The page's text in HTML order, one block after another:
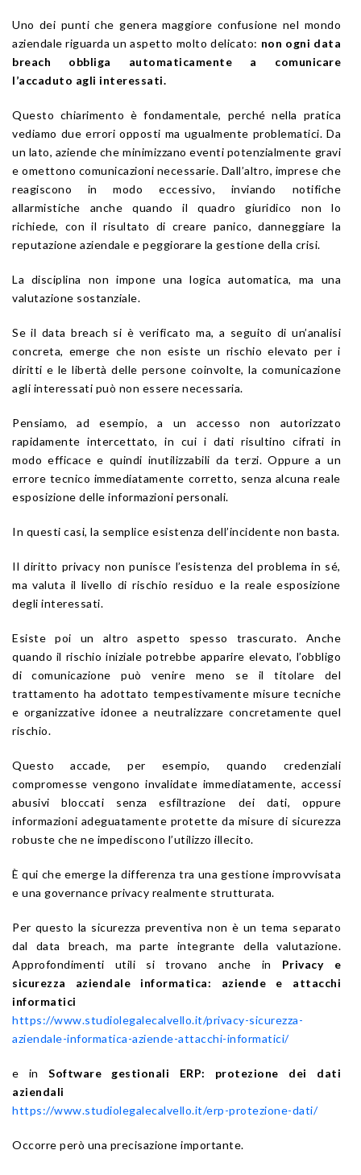
Uno dei punti che genera maggiore confusione nel mondo
aziendale riguarda un aspetto molto delicato: non ogni data
breach obbliga automaticamente a comunicare
l’accaduto agli interessati.
Questo chiarimento è fondamentale, perché nella pratica
vediamo due errori opposti ma ugualmente problematici. Da
un lato, aziende che minimizzano eventi potenzialmente gravi
e omettono comunicazioni necessarie. Dall’altro, imprese che
reagiscono in modo eccessivo, inviando notifiche
allarmistiche anche quando il quadro giuridico non lo
richiede, con il risultato di creare panico, danneggiare la
reputazione aziendale e peggiorare la gestione della crisi.
La disciplina non impone una logica automatica, ma una
valutazione sostanziale.
Se il data breach si è verificato ma, a seguito di un’analisi
concreta, emerge che non esiste un rischio elevato per i
diritti e le libertà delle persone coinvolte, la comunicazione
agli interessati può non essere necessaria.
Pensiamo, ad esempio, a un accesso non autorizzato
rapidamente intercettato, in cui i dati risultino cifrati in
modo efficace e quindi inutilizzabili da terzi. Oppure a un
errore tecnico immediatamente corretto, senza alcuna reale
esposizione delle informazioni personali.
In questi casi, la semplice esistenza dell’incidente non basta.
Il diritto privacy non punisce l’esistenza del problema in sé,
ma valuta il livello di rischio residuo e la reale esposizione
degli interessati.
Esiste poi un altro aspetto spesso trascurato. Anche
quando il rischio iniziale potrebbe apparire elevato, l’obbligo
di comunicazione può venire meno se il titolare del
trattamento ha adottato tempestivamente misure tecniche
e organizzative idonee a neutralizzare concretamente quel
rischio.
Questo accade, per esempio, quando credenziali
compromesse vengono invalidate immediatamente, accessi
abusivi bloccati senza esfiltrazione dei dati, oppure
informazioni adeguatamente protette da misure di sicurezza
robuste che ne impediscono l’utilizzo illecito.
È qui che emerge la differenza tra una gestione improvvisata
e una governance privacy realmente strutturata.
Per questo la sicurezza preventiva non è un tema separato
dal data breach, ma parte integrante della valutazione.
Approfondimenti utili si trovano anche in Privacy e
sicurezza aziendale informatica: aziende e attacchi
informatici
https://www.studiolegalecalvello.it/privacy-sicurezza-
aziendale-informatica-aziende-attacchi-informatici/
e inSoftware gestionali ERP: protezione dei dati
aziendali
https://www.studiolegalecalvello.it/erp-protezione-dati/
Occorre però una precisazione importante.